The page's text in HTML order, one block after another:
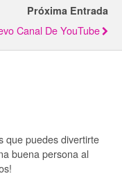
Próxima Entrada
Canal De YouTube
que puedes divertirte
buena persona al